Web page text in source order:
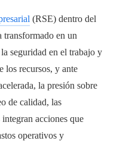
(RSE) dentro del
transformado en un
seguridad en el trabajo y
los recursos, y ante
la presión sobre
de calidad, las
acciones que
operativos y